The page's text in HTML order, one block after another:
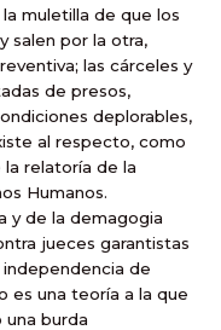
muletilla de que los
por la otra,
las cárceles y
de presos,
deplorables,
al respecto, como
relatoría de la
Humanos.
y de la demagogia
jueces garantistas
de
es una teoría a la que
una burda